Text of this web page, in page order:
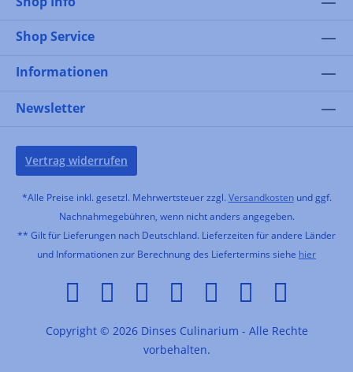
Shop Service
Informationen
Newsletter
Vertrag widerrufen
*Alle Preise inkl. gesetzl. Mehrwertsteuer zzgl. Versandkostenund ggf.
Nachnahmegebühren, wenn nicht anders angegeben.
** Gilt für Lieferungen nach Deutschland. Lieferzeiten für andere Länder
und Informationen zur Berechnung des Liefertermins siehe hier
Copyright © 2026 Dinses Culinarium - Alle Rechte
vorbehalten.